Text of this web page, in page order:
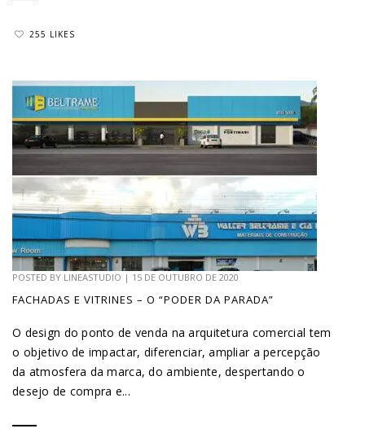
255 LIKES
POSTED BY LINEASTUDIO | 15 DE OUTUBRO DE 2020
FACHADAS E VITRINES – O “PODER DA PARADA”
O design do ponto de venda na arquitetura comercial tem
o objetivo de impactar, diferenciar, ampliar a percepção
da atmosfera da marca, do ambiente, despertando o
desejo de compra e...